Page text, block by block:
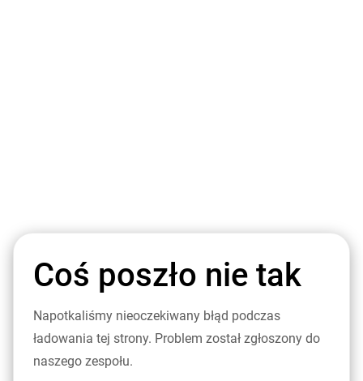
Coś poszło nie tak
Napotkaliśmy nieoczekiwany błąd podczas
ładowania tej strony. Problem został zgłoszony do
naszego zespołu.